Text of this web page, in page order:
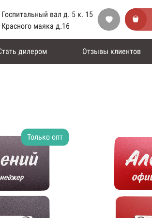
вал д. 5 к. 15
маяка д.16
дилером Отзывы клиентов
Только опт